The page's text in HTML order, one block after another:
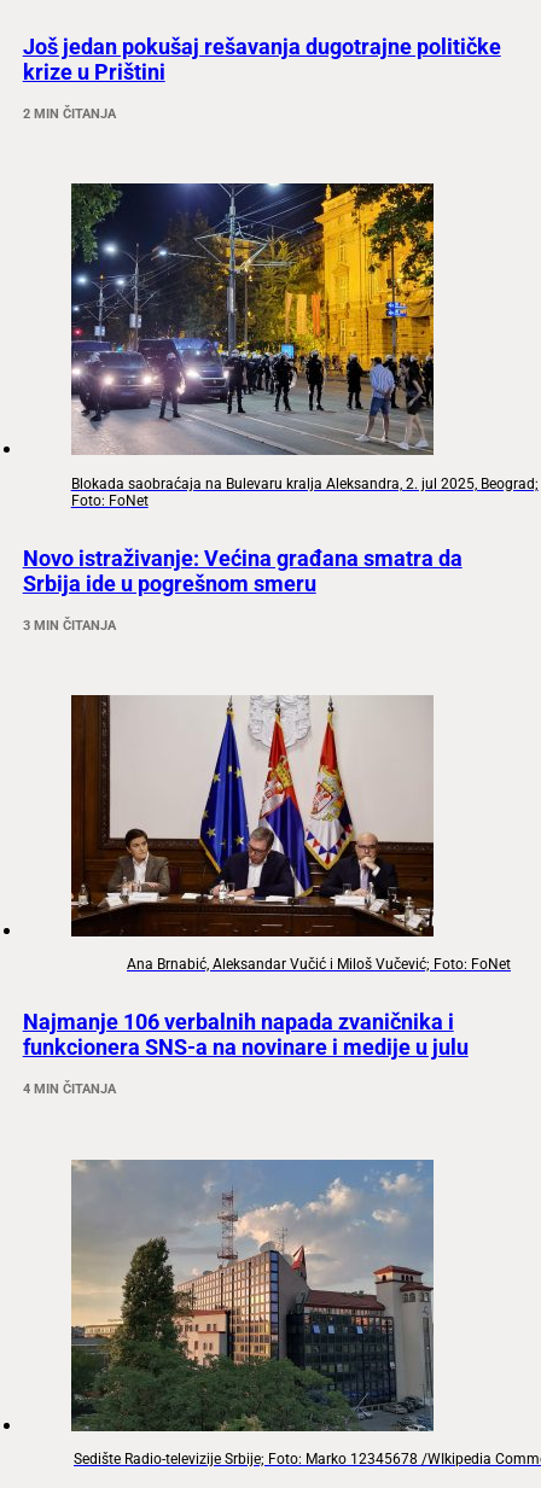
Još jedan pokušaj rešavanja dugotrajne političke
krize u Prištini
2 MIN ČITANJA
Blokada saobraćaja na Bulevaru kralja Aleksandra, 2. jul 2025, Beograd;
Foto: FoNet
Novo istraživanje: Većina građana smatra da
Srbija ide u pogrešnom smeru
3 MIN ČITANJA
Ana Brnabić, Aleksandar Vučić i Miloš Vučević; Foto: FoNet
Najmanje 106 verbalnih napada zvaničnika i
funkcionera SNS-a na novinare i medije u julu
4 MIN ČITANJA
Sedište Radio-televizije Srbije; Foto: Marko 12345678 /WIkipedia